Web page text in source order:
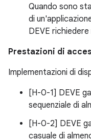
Quando sono
di
DEVE
Prestazioni di
Implementazioni di
[H-0-1] DEVE
sequenziale di
[H-0-2] DEVE
casuale di